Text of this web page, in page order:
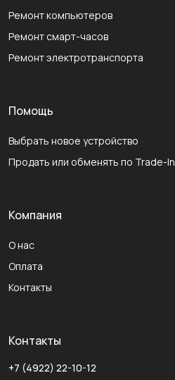
Ремонт компьютеров
Ремонт смарт-часов
Ремонт электротранспорта
Помощь
Выбрать новое устройство
Продать или обменять по Trade-In
Компания
О нас
Оплата
Контакты
Контакты
+7 (4922) 22-10-12